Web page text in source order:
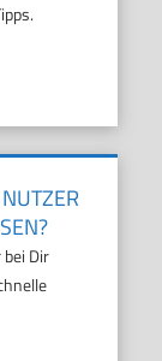
Dir